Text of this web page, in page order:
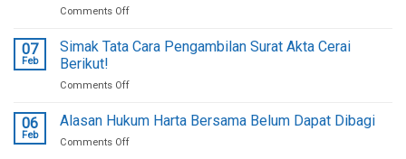
Comments Offon
Harta
Ternyata
Faktor
07
Feb
Simak Tata Cara Pengambilan Surat Akta Cerai
Berikut!
Comments Offon
Tata
06
Feb
Alasan Hukum Harta Bersama Belum Dapat Dibagi
Comments Offon